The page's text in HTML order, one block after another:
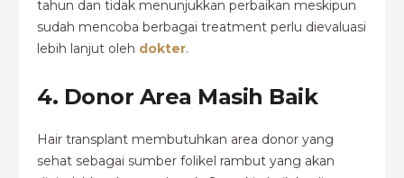
tahun dan tidak menunjukkan perbaikan meskipun
sudah mencoba berbagai treatment perlu dievaluasi
lebih lanjut oleh dokter.
4. Donor Area Masih Baik
Hair transplant membutuhkan area donor yang
sehat sebagai sumber folikel rambut yang akan